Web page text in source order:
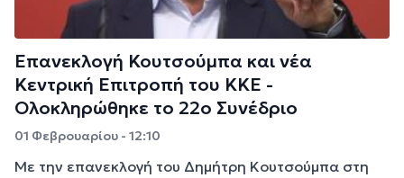
Επανεκλογή Κουτσούμπα και νέα
Κεντρική Επιτροπή του ΚΚΕ -
Ολοκληρώθηκε το 22ο Συνέδριο
01 Φεβρουαρίου - 12:10
Με την επανεκλογή του Δημήτρη Κουτσούμπα στη